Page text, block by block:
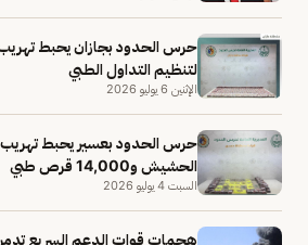
لتنظيم التداول الطبي
الإثنين 6 يوليو 2026
الحشيش و14,000 قرص طبي
السبت 4 يوليو 2026
هجمات قوات الدعم السريع